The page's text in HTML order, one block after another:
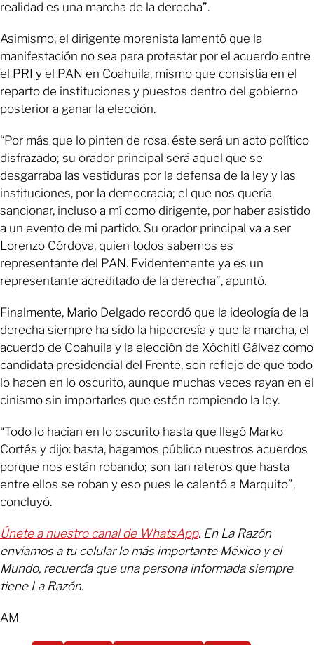
realidad es una marcha de la derecha”.
Asimismo, el dirigente morenista lamentó que la
manifestación no sea para protestar por el acuerdo entre
el PRI y el PAN en Coahuila, mismo que consistía en el
reparto de instituciones y puestos dentro del gobierno
posterior a ganar la elección.
“Por más que lo pinten de rosa, éste será un acto político
disfrazado; su orador principal será aquel que se
desgarraba las vestiduras por la defensa de la ley y las
instituciones, por la democracia; el que nos quería
sancionar, incluso a mí como dirigente, por haber asistido
a un evento de mi partido. Su orador principal va a ser
Lorenzo Córdova, quien todos sabemos es
representante del PAN. Evidentemente ya es un
representante acreditado de la derecha”, apuntó.
Finalmente, Mario Delgado recordó que la ideología de la
derecha siempre ha sido la hipocresía y que la marcha, el
acuerdo de Coahuila y la elección de Xóchitl Gálvez como
candidata presidencial del Frente, son reflejo de que todo
lo hacen en lo oscurito, aunque muchas veces rayan en el
cinismo sin importarles que estén rompiendo la ley.
“Todo lo hacían en lo oscurito hasta que llegó Marko
Cortés y dijo: basta, hagamos público nuestros acuerdos
porque nos están robando; son tan rateros que hasta
entre ellos se roban y eso pues le calentó a Marquito”,
concluyó.
Únete a nuestro canal de WhatsApp. En La Razón
enviamos a tu celular lo más importante México y el
Mundo, recuerda que una persona informada siempre
tiene La Razón.
AM